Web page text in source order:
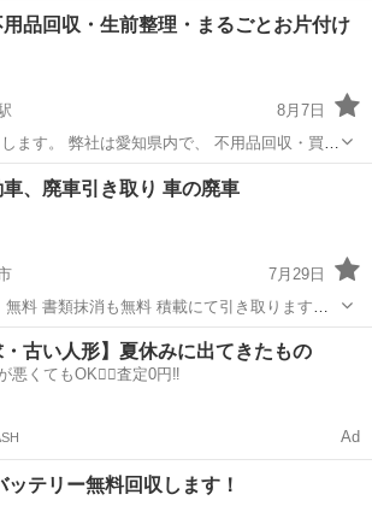
品回収・生前整理・まるごとお片付け
8月7日
ます。 弊社は愛知県内で、 不用品回収・買
引越し・軽貨物輸送など、 ご自宅のお手伝い
。 産業廃棄物収集運搬・古物商許可業者です
ださい。...
東京駅 不用品回収 片付け
、廃車引き取り 車の廃車
7月29日
料 書類抹消も無料 積載にて引き取ります。
ンが残債あり 放置車両 相談ください
用品回収 廃車
・古い人形】夏休みに出てきたもの
悪くてもOK🙆‍♀️査定0円‼️
Ad
ッテリー無料回収します！